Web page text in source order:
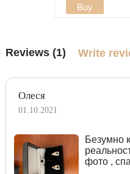
Buy
Reviews (1) Write
Олеся
01.10.2021
Безумно
фото ,